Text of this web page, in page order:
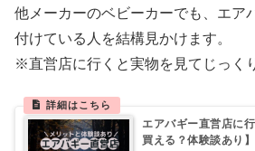
他メーカーのベビーカーでも、エア
付けている人を結構見かけます。
※直営店に行くと実物を見てじっく
エアバギー直営店に
買える？体験談あり】